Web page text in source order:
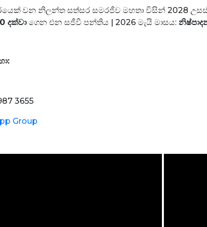
වන නිලන්ත සත්සර සමරජීව මහතා විසින් 2028
දක්වාගෙන එන සජීවී පන්තිය | 2026 මැයි මාසය:
:
3655
Group